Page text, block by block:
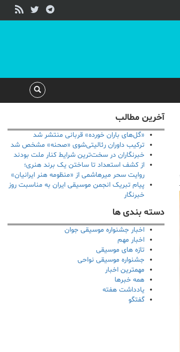
آخرین مطالب
«گل‌های باران خورده» قربانی منتشر شد
ترکیب داوران رئالیتی‌شوی «صحنه» مشخص شد
خبرنگاران در سخت‌ترین شرایط کنار ملت بودند
از کشف استعداد تا ساختن یک برند هنری؛
روایت سحر میرهاشمی از «منظومه هنر ایرانیان»
پیام تبریک انجمن موسیقی ایران به مناسبت روز
خبرنگار
دسته بندی ها
اخبار جشنواره موسیقی جوان
اخبار مهم
تازه های موسیقی
جشنواره موسیقی نواحی
مهمترین اخبار
همه خبرها
یادداشت هفته
گفتگو